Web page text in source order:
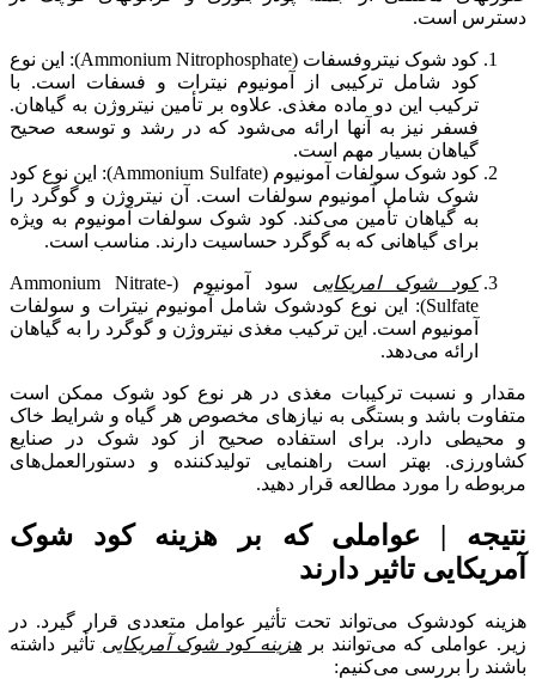
دسترس است.
کود شوک نیتروفسفات (Ammonium Nitrophosphate): این نوع
کود شامل ترکیبی از آمونیوم نیترات و فسفات است. با
ترکیب این دو ماده مغذی. علاوه بر تأمین نیتروژن به گیاهان.
فسفر نیز به آنها ارائه می‌شود که در رشد و توسعه صحیح
گیاهان بسیار مهم است.
کود شوک سولفات آمونیوم (Ammonium Sulfate): این نوع کود
شوک شامل آمونیوم سولفات است. آن نیتروژن و گوگرد را
به گیاهان تأمین می‌کند. کود شوک سولفات آمونیوم به ویژه
برای گیاهانی که به گوگرد حساسیت دارند. مناسب است.
کود شوک امریکایی
سود آمونیوم (Ammonium Nitrate-
Sulfate): این نوع کودشوک شامل آمونیوم نیترات و سولفات
آمونیوم است. این ترکیب مغذی نیتروژن و گوگرد را به گیاهان
ارائه می‌دهد.
مقدار و نسبت ترکیبات مغذی در هر نوع کود شوک ممکن است
متفاوت باشد و بستگی به نیازهای مخصوص هر گیاه و شرایط خاک
و محیطی دارد. برای استفاده صحیح از کود شوک در صنایع
کشاورزی. بهتر است راهنمایی تولیدکننده و دستورالعمل‌های
مربوطه را مورد مطالعه قرار دهید.
نتیجه | عواملی که بر هزینه کود شوک
آمریکایی تاثیر دارند
هزینه کودشوک می‌تواند تحت تأثیر عوامل متعددی قرار گیرد. در
زیر. عواملی که می‌توانند بر هزینه کود شوک آمریکایی تأثیر داشته
باشند را بررسی می‌کنیم: